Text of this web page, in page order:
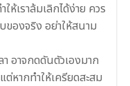
ห้เราล้มเลิกได้ง่าย ควร
องจริง อย่าให้สนาม
อาจกดดันตัวเองมาก
หากทำให้เครียดสะสม